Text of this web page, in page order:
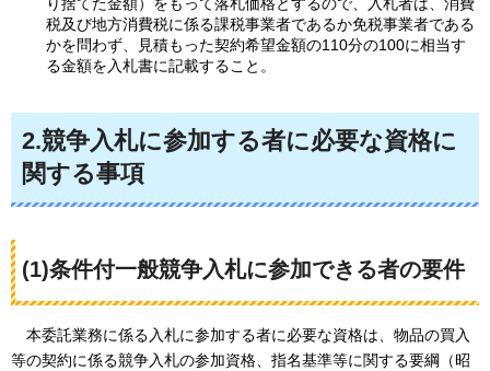
税及び地方消費税に係る課税事業者であるか免税事業者である
かを問わず、見積もった契約希望金額の110分の100に相当す
る金額を入札書に記載すること。
2.競争入札に参加する者に必要な資格に
関する事項
(1)条件付一般競争入札に参加できる者の要件
本委託業務に係る入札に参加する者に必要な資格は、物品の買入
等の契約に係る競争入札の参加資格、指名基準等に関する要綱（昭